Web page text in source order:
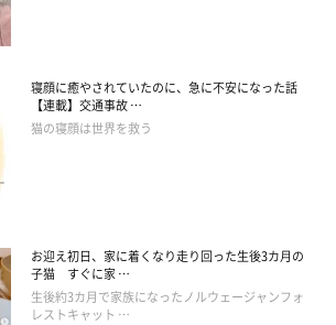
作者プロフィール
寝顔に癒やされていたのに、急に不安になった話
【連載】交通事故 …
猫の寝顔は世界を救う
お迎え初日、家に着くなり走り回った生後3カ月の
子猫 すぐに家 …
生後約3カ月で家族になったノルウェージャンフォ
レストキャット …